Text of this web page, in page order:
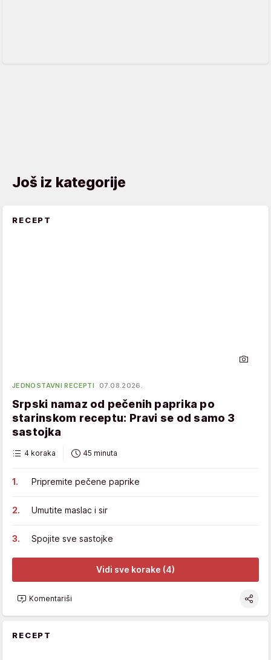
Još iz kategorije
RECEPT
JEDNOSTAVNI RECEPTI 07.08.2026.
Srpski namaz od pečenih paprika po
starinskom receptu: Pravi se od samo 3
sastojka
4 koraka 45 minuta
Pripremite pečene paprike
Umutite maslac i sir
Spojite sve sastojke
Vidi sve korake (4)
Komentariši
RECEPT